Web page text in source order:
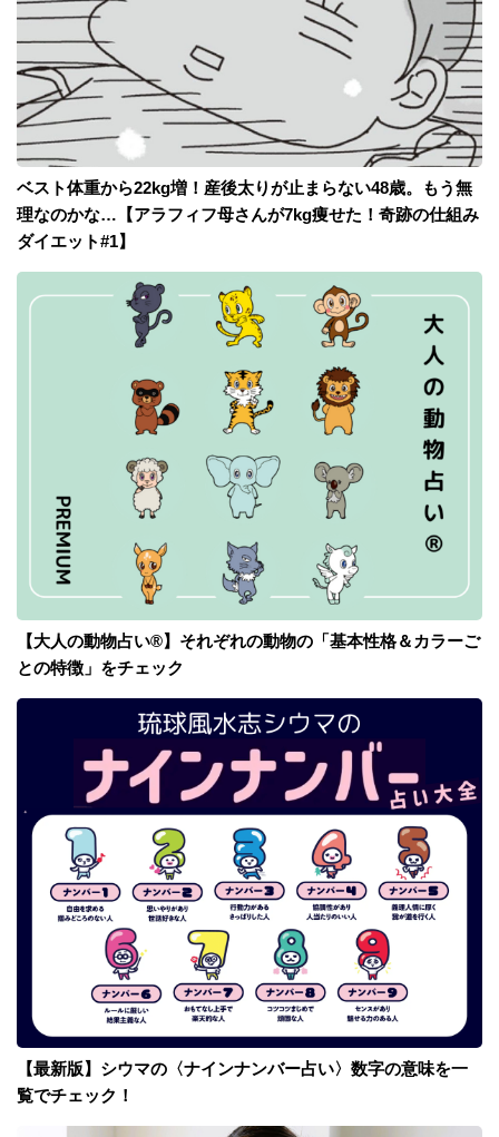
ベスト体重から22kg増！産後太りが止まらない48歳。もう無
理なのかな…【アラフィフ母さんが7kg痩せた！奇跡の仕組み
ダイエット#1】
【大人の動物占い®】それぞれの動物の「基本性格＆カラーご
との特徴」をチェック
【最新版】シウマの〈ナインナンバー占い〉数字の意味を一
覧でチェック！